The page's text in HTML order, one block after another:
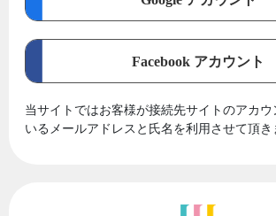
Facebook アカウント
当サイトではお客様が接続先サイトのアカ
いるメールアドレスと氏名を利用させて頂き